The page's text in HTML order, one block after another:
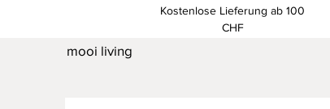
mooi living
Kostenlose Lieferung ab 100
CHF